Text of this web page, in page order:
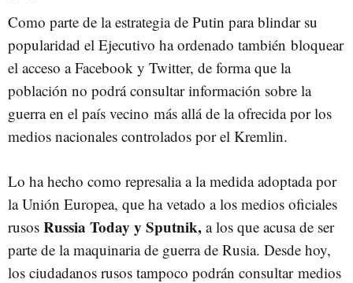
Como parte de la estrategia de Putin para blindar su
popularidad el Ejecutivo ha ordenado también bloquear
el acceso a Facebook y Twitter, de forma que la
población no podrá consultar información sobre la
guerra en el país vecino más allá de la ofrecida por los
medios nacionales controlados por el Kremlin.
Lo ha hecho como represalia a la medida adoptada por
la Unión Europea, que ha vetado a los medios oficiales
rusos Russia Today y Sputnik, a los que acusa de ser
parte de la maquinaria de guerra de Rusia. Desde hoy,
los ciudadanos rusos tampoco podrán consultar medios